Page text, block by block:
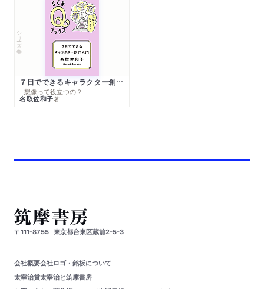
シリーズ・全集
７日でできるキャラクター創作入門
─想像って役立つの？
名取佐和子著
〒111-8755 東京都台東区蔵前2-5-3
会社概要会社ロゴ・銘板について
太宰治賞太宰治と筑摩書房